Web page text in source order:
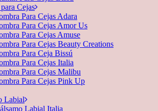
Cejas
Para Cejas Adara
Para Cejas Amor Us
Para Cejas Amuse
Para Cejas Beauty Creations
Para Ceja Bissú
Para Cejas Italia
Para Cejas Malibu
Para Cejas Pink Up
Labial
Labial Italia